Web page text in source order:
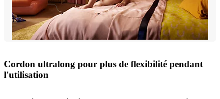
Cordon ultralong pour plus de flexibilité pendant
l'utilisation